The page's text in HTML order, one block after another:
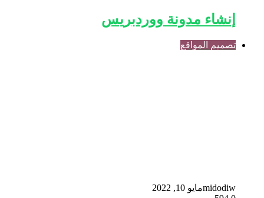
إنشاء مدونة ووردبريس
تصميم المواقع
midodiwمايو 10, 2022